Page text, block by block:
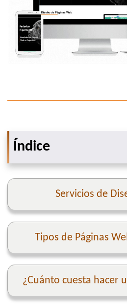
Índice
Servicios de
Tipos de Páginas
¿Cuánto cuesta hacer